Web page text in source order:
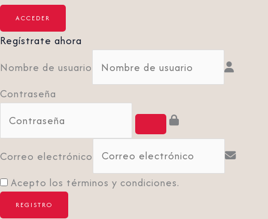
Regístrate ahora
Nombre de usuario
Contraseña
Correo electrónico
Acepto los términos y condiciones.